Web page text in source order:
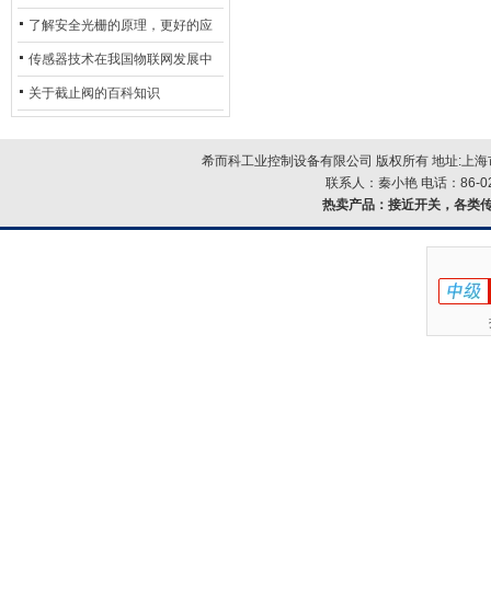
其发展前景
了解安全光栅的原理，更好的应
用安全光栅
传感器技术在我国物联网发展中
的地位*
关于截止阀的百科知识
希而科工业控制设备有限公司 版权所有 地址:上
联系人：秦小艳 电话：86-
热卖产品： 接近开关，各类